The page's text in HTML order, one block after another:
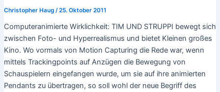
Christopher Haug /25. Oktober 2011
Computeranimierte Wirklichkeit: TIM UND STRUPPI bewegt sich
zwischen Foto- und Hyperrealismus und bietet Kleinen großes
Kino. Wo vormals von Motion Capturing die Rede war, wenn
mittels Trackingpoints auf Anzügen die Bewegung von
Schauspielern eingefangen wurde, um sie auf ihre animierten
Pendants zu übertragen, so soll wohl der neue Begriff des